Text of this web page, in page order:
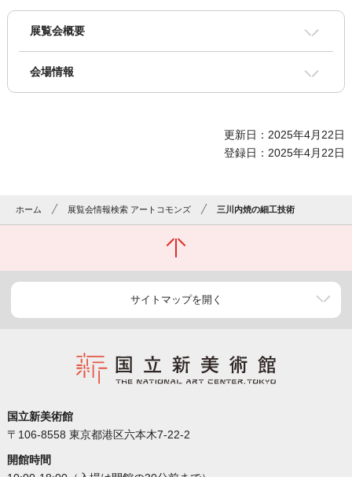
展覧会概要
会場情報
更新日：2025年4月22日
登録日：2025年4月22日
ホーム 展覧会情報検索 アートコモンズ 三川内焼の細工技術
サイトマップを開く
国立新美術館
〒106-8558 東京都港区六本木7-22-2
開館時間